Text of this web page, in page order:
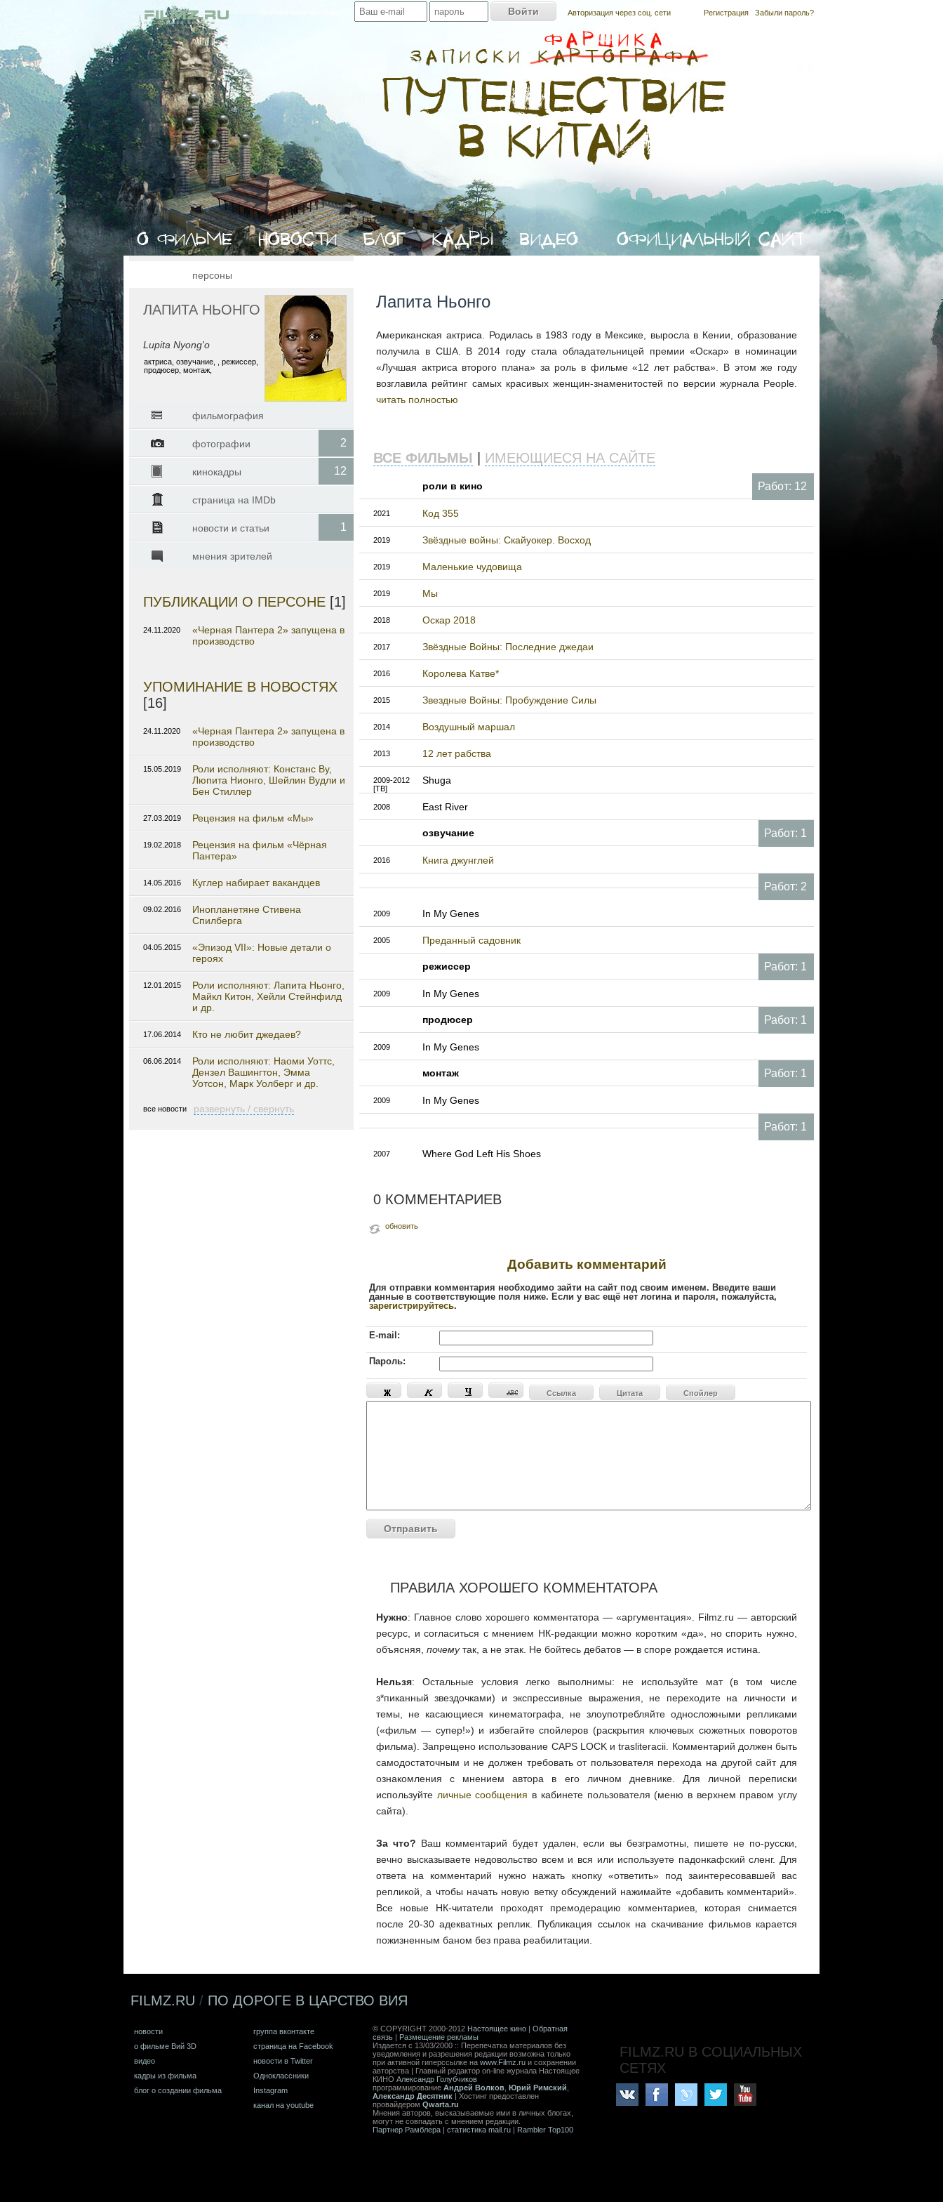
Авторизация через соц. сети Регистрация Забыли пароль?
Лапита Ньонго
Американская актриса. Родилась в 1983 году в Мексике, выросла в Кении, образование
получила в США. В 2014 году стала обладательницей премии «Оскар» в номинации
«Лучшая актриса второго плана» за роль в фильме «12 лет рабства». В этом же году
возглавила рейтинг самых красивых женщин-знаменитостей по версии журнала People.
читать полностью
ВСЕ ФИЛЬМЫ ИМЕЮЩИЕСЯ НА САЙТЕ
Работ: 12
роли в кино
2021 Код 355
2019 Звёздные войны: Скайуокер. Восход
2019 Маленькие чудовища
2019 Мы
2018 Оскар 2018
2017 Звёздные Войны: Последние джедаи
2016 Королева Катве*
2015 Звездные Войны: Пробуждение Силы
2014 Воздушный маршал
2013 12 лет рабства
2009-2012
[ТВ]
Shuga
2008 East River
Работ: 1
озвучание
2016 Книга джунглей
Работ: 2
2009 In My Genes
2005 Преданный садовник
Работ: 1
режиссер
2009 In My Genes
Работ: 1
продюсер
2009 In My Genes
Работ: 1
монтаж
2009 In My Genes
Работ: 1
2007 Where God Left His Shoes
0 КОММЕНТАРИЕВ
обновить
Добавить комментарий
Для отправки комментария необходимо зайти на сайт под своим именем. Введите ваши
данные в соответствующие поля ниже. Если у вас ещё нет логина и пароля, пожалуйста,
зарегистрируйтесь.
E-mail:
Пароль:
Ссылка Цитата Спойлер
ПРАВИЛА ХОРОШЕГО КОММЕНТАТОРА
Нужно: Главное слово хорошего комментатора — «аргументация». Filmz.ru — авторский
ресурс, и согласиться с мнением НК-редакции можно коротким «да», но спорить нужно,
объясняя, почемутак, а не этак. Не бойтесь дебатов — в споре рождается истина.
Нельзя: Остальные условия легко выполнимы: не используйте мат (в том числе
з*пиканный звездочками) и экспрессивные выражения, не переходите на личности и
темы, не касающиеся кинематографа, не злоупотребляйте односложными репликами
(«фильм — супер!») и избегайте спойлеров (раскрытия ключевых сюжетных поворотов
фильма). Запрещено использование CAPS LOCK и trasliteracii. Комментарий должен быть
самодостаточным и не должен требовать от пользователя перехода на другой сайт для
ознакомления с мнением автора в его личном дневнике. Для личной переписки
используйте личные сообщения в кабинете пользователя (меню в верхнем правом углу
сайта).
За что? Ваш комментарий будет удален, если вы безграмотны, пишете не по-русски,
вечно высказываете недовольство всем и вся или используете падонкафский сленг. Для
ответа на комментарий нужно нажать кнопку «ответить» под заинтересовавшей вас
репликой, а чтобы начать новую ветку обсуждений нажимайте «добавить комментарий».
Все новые НК-читатели проходят премодерацию комментариев, которая снимается
после 20-30 адекватных реплик. Публикация ссылок на скачивание фильмов карается
пожизненным баном без права реабилитации.
персоны
ЛАПИТА НЬОНГО
Lupita Nyong'o
актриса, озвучание, , режиссер,
продюсер, монтаж,
фильмография
2
фотографии
12
кинокадры
страница на IMDb
1
новости и статьи
мнения зрителей
ПУБЛИКАЦИИ О ПЕРСОНЕ [1]
24.11.2020
«Черная Пантера 2» запущена в
производство
УПОМИНАНИЕ В НОВОСТЯХ
[16]
24.11.2020
«Черная Пантера 2» запущена в
производство
15.05.2019
Роли исполняют: Констанс Ву,
Люпита Нионго, Шейлин Вудли и
Бен Стиллер
27.03.2019 Рецензия на фильм «Мы»
19.02.2018
Рецензия на фильм «Чёрная
Пантера»
14.05.2016 Куглер набирает вакандцев
09.02.2016
Инопланетяне Стивена
Спилберга
04.05.2015
«Эпизод VII»: Новые детали о
героях
12.01.2015
Роли исполняют: Лапита Ньонго,
Майкл Китон, Хейли Стейнфилд
и др.
17.06.2014 Кто не любит джедаев?
06.06.2014
Роли исполняют: Наоми Уоттс,
Дензел Вашингтон, Эмма
Уотсон, Марк Уолберг и др.
все новости развернуть / свернуть
FILMZ.RU / ПО ДОРОГЕ В ЦАРСТВО ВИЯ
новости
о фильме Вий 3D
видео
кадры из фильма
блог о создании фильма
группа вконтакте
страница на Facebook
новости в Twitter
Одноклассники
Instagram
канал на youtube
© COPYRIGHT 2000-2012 Настоящее кино | Обратная
связь | Размещение рекламы
Издается с 13/03/2000 :: Перепечатка материалов без
уведомления и разрешения редакции возможна только
при активной гиперссылке на www.Filmz.ru и сохранении
авторства | Главный редактор on-line журнала Настоящее
КИНО Александр Голубчиков
программирование Андрей Волков Юрий Римский
Александр Десятник | Хостинг предоставлен
провайдером Qwarta.ru
Мнения авторов, высказываемые ими в личных блогах,
могут не совпадать с мнением редакции.
Партнер Рамблера | статистика mail.ru | Rambler Top100
FILMZ.RU В СОЦИАЛЬНЫХ
СЕТЯХ